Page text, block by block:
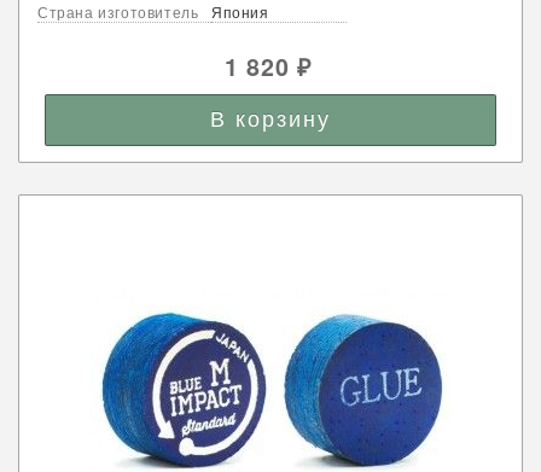
Страна изготовитель
Япония
1 820 ₽